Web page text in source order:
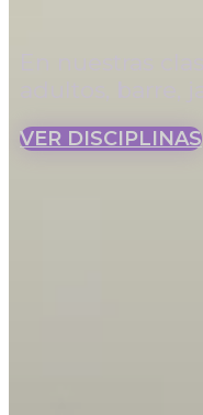
VER DISCIPLINAS